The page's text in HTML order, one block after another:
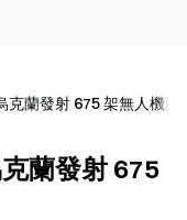
克蘭發射 675 架無人機與
蘭發射 675